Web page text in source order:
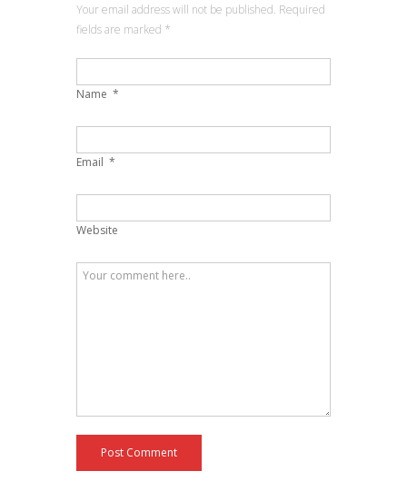
Your email address will not be published. Required
fields are marked *
Name *
Email *
Website
Post Comment